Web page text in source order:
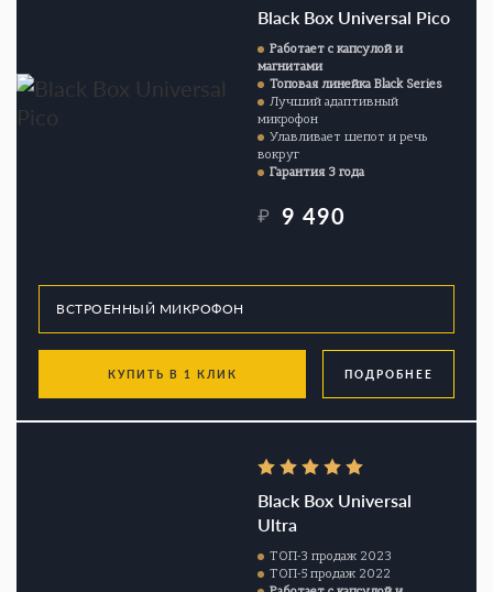
Black Box Universal Pico
Работает с капсулой и
магнитами
Топовая линейка Black Series
Лучший адаптивный
микрофон
Улавливает шепот и речь
вокруг
Гарантия 3 года
₽ 9 490
КУПИТЬ В 1 КЛИК ПОДРОБНЕЕ
Black Box Universal
Ultra
ТОП-3 продаж 2023
ТОП-5 продаж 2022